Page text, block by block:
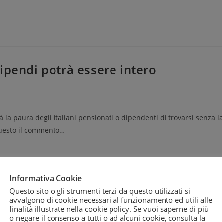
potrà essere intero
la paura degli italiani pensionati o dipendenti di trovarsi senza
il commento…
Chiedi aiuto a Equitalia!
Informativa Cookie
Questo sito o gli strumenti terzi da questo utilizzati si
avvalgono di cookie necessari al funzionamento ed utili alle
finalità illustrate nella cookie policy. Se vuoi saperne di più
o negare il consenso a tutti o ad alcuni cookie, consulta la